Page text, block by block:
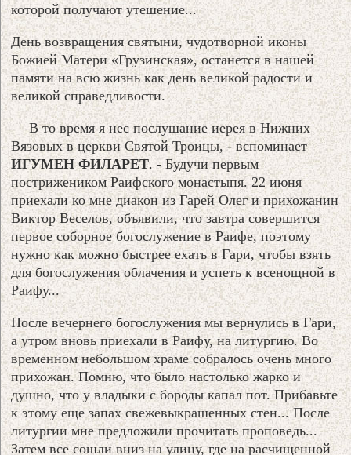
которой получают утешение...
День возвращения святыни, чудотворной иконы
Божией Матери «Грузинская», останется в нашей
памяти на всю жизнь как день великой радости и
великой справедливости.
— В то время я нес послушание иерея в Нижних
Вязовых в церкви Святой Троицы, - вспоминает
ИГУМЕН ФИЛАРЕТ. - Будучи первым
пострижеником Раифского монастыпя. 22 июня
приехали ко мне диакон из Гарей Олег и прихожанин
Виктор Веселов, объявили, что завтра совершится
первое соборное богослужение в Раифе, поэтому
нужно как можно быстрее ехать в Гари, чтобы взять
для богослужения облачения и успеть к всенощной в
Раифу...
После вечернего богослужения мы вернулись в Гари,
а утром вновь приехали в Раифу, на литургию. Во
временном небольшом храме собралось очень много
прихожан. Помню, что было настолько жарко и
душно, что у владыки с бороды капал пот. Прибавьте
к этому еще запах свежевыкрашенных стен... После
литургии мне предложили прочитать проповедь...
Затем все сошли вниз на улицу, где на расчищенной